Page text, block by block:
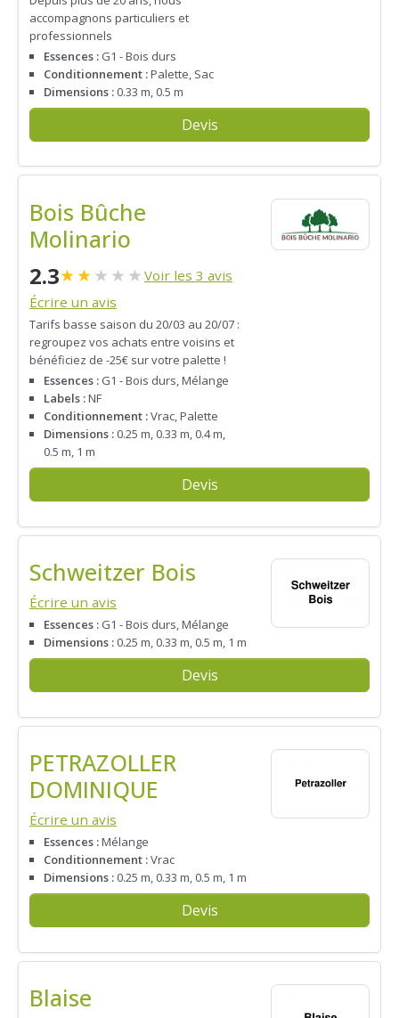
accompagnons particuliers et
professionnels
Essences : G1 - Bois durs
Conditionnement :Palette, Sac
Dimensions : 0.33 m, 0.5 m
Devis
Bois Bûche
Molinario
2.3★★★ ★ ★ Voir les 3 avis
Écrire un avis
Tarifs basse saison du 20/03 au 20/07 :
regroupez vos achats entre voisins et
bénéficiez de -25€ sur votre palette !
Essences : G1 - Bois durs, Mélange
Labels :NF
Conditionnement :Vrac, Palette
Dimensions : 0.25 m, 0.33 m, 0.4 m,
0.5 m, 1 m
Devis
Schweitzer Bois
Écrire un avis
Essences : G1 - Bois durs, Mélange
Dimensions : 0.25 m, 0.33 m, 0.5 m, 1 m
Devis
PETRAZOLLER
DOMINIQUE
Écrire un avis
Essences :Mélange
Conditionnement :Vrac
Dimensions : 0.25 m, 0.33 m, 0.5 m, 1 m
Devis
Blaise